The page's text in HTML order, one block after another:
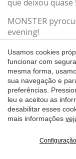
que deixou quase
MONSTER
evening!
Here's a snippet.
pic.twitter.com/
— Kyle Brittain
A campanha de
foi “tranquila”
pouco mais de 15
347.104
Usamos cookies
funcionar com
mesma forma,
sua navegação e
preferências.
leu e aceitou as
desabilitar esses
mais informações
Configuração